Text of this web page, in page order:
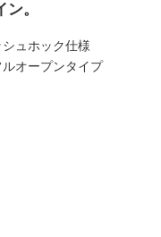
。
ュホック仕様
オープンタイプ